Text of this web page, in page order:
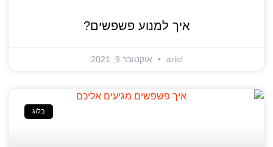
איך למנוע פשפשים?
ariel אוקטובר 9, 2021
בלוג